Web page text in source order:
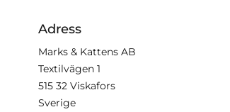
Adress
Marks & Kattens AB
Textilvägen 1
515 32 Viskafors
Sverige